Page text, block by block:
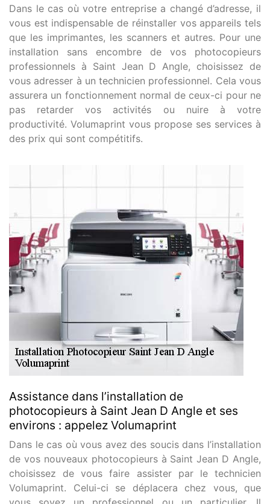
Dans le cas où votre entreprise a changé d’adresse, il
vous est indispensable de réinstaller vos appareils tels
que les imprimantes, les scanners et autres. Pour une
installation sans encombre de vos photocopieurs
professionnels à Saint Jean D Angle, choisissez de
vous adresser à un technicien professionnel. Cela vous
assurera un fonctionnement normal de ceux-ci pour ne
pas retarder vos activités ou nuire à votre
productivité. Volumaprint vous propose ses services à
des prix qui sont compétitifs.
Assistance dans l’installation de
photocopieurs à Saint Jean D Angle et ses
environs : appelez Volumaprint
Dans le cas où vous avez des soucis dans l’installation
de vos nouveaux photocopieurs à Saint Jean D Angle,
choisissez de vous faire assister par le technicien
Volumaprint. Celui-ci se déplacera chez vous, que